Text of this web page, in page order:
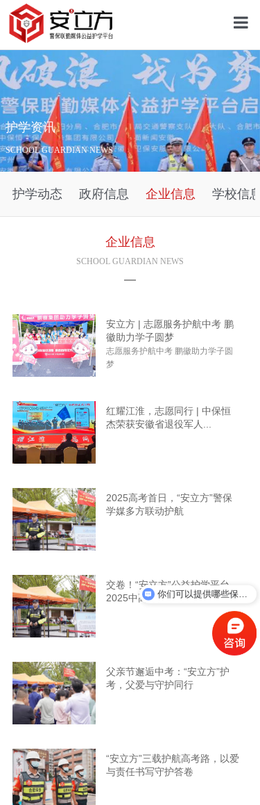
首
护学资讯
SCHOOL GUARDIAN NEWS
护学动态 政府信息 企业信息 学校信息
企业信息
SCHOOL GUARDIAN NEWS
安立方 | 志愿服务护航中考 鹏
徽助力学子圆梦
志愿服务护航中考 鹏徽助力学子圆
梦
红耀江淮，志愿同行 | 中保恒
杰荣获安徽省退役军人...
2025高考首日，“安立方”警保
学媒多方联动护航
交卷！“安立方”公益护学平台
2025中高考护学行动...
父亲节邂逅中考：“安立方”护
考，父爱与守护同行
“安立方”三载护航高考路，以爱
与责任书写守护答卷​